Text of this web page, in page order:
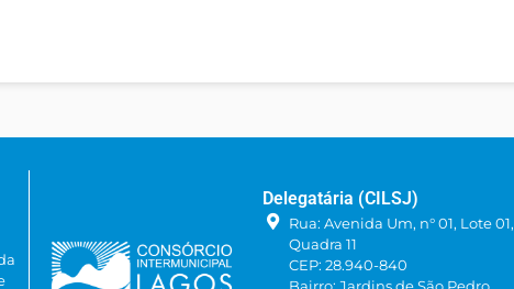
Delegatária (CILSJ)
Rua: Avenida Um, n° 01, Lote 01,
Quadra 11
CEP: 28.940-840
Bairro: Jardins de São Pedro